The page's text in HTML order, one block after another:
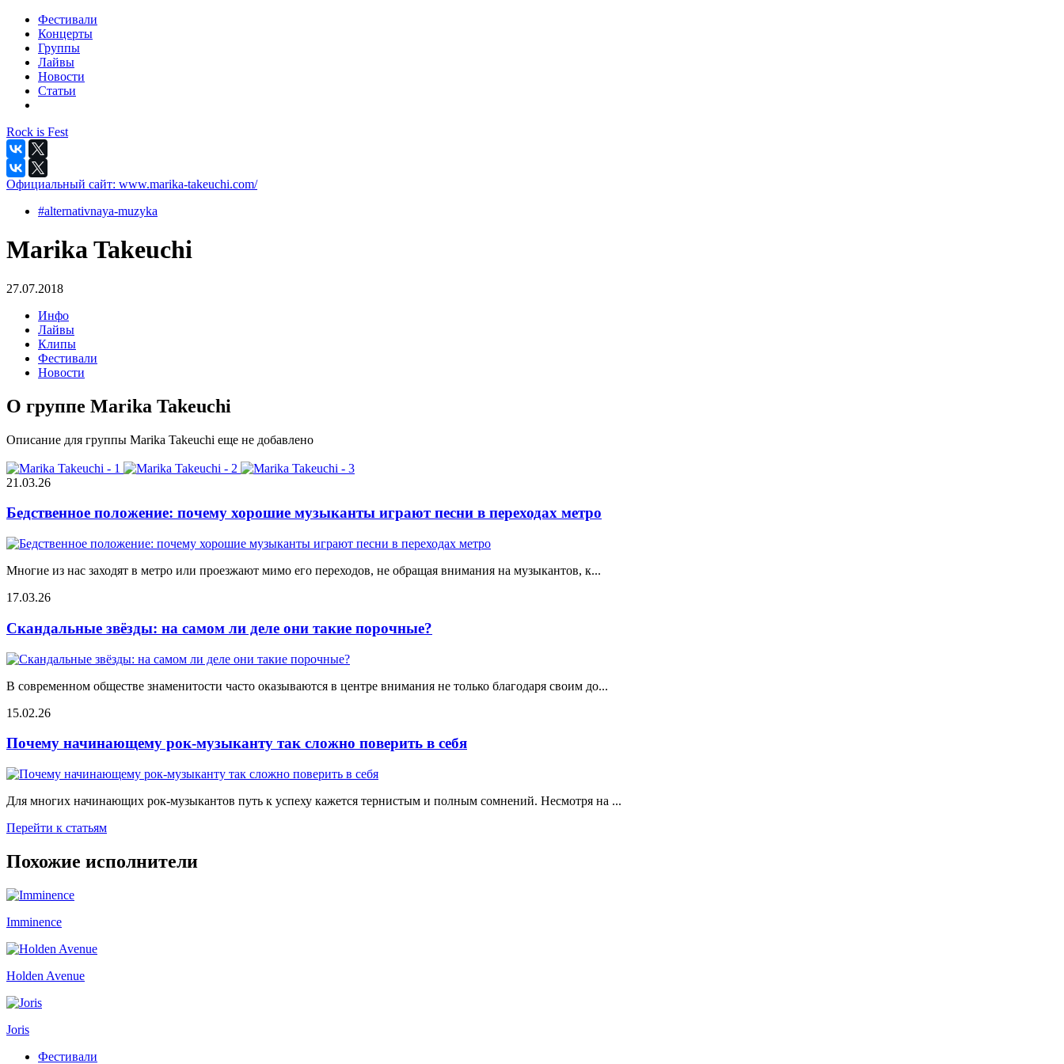
Фестивали
Концерты
Группы
Лайвы
Новости
Статьи
Rock is Fest
Официальный сайт: www.marika-takeuchi.com/
#alternativnaya-muzyka
Marika Takeuchi
27.07.2018
Инфо
Лайвы
Клипы
Фестивали
Новости
О группе Marika Takeuchi
Описание для группы Marika Takeuchi еще не добавлено
21.03.26
Бедственное положение: почему хорошие музыканты играют песни в переходах метро
Многие из нас заходят в метро или проезжают мимо его переходов, не обращая внимания на музыкантов, к...
17.03.26
Скандальные звёзды: на самом ли деле они такие порочные?
В современном обществе знаменитости часто оказываются в центре внимания не только благодаря своим до...
15.02.26
Почему начинающему рок-музыканту так сложно поверить в себя
Для многих начинающих рок-музыкантов путь к успеху кажется тернистым и полным сомнений. Несмотря на ...
Перейти к статьям
Похожие исполнители
Imminence
Holden Avenue
Joris
Фестивали